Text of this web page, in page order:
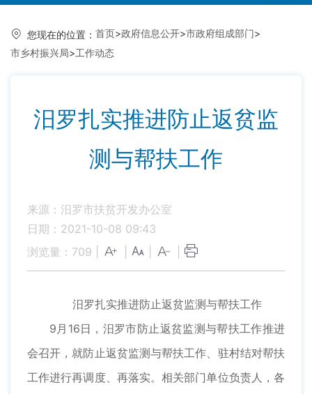
您现在的位置： 首页>政府信息公开>市政府组成部门>
市乡村振兴局>工作动态
汨罗扎实推进防止返贫监
测与帮扶工作
来源：汨罗市扶贫开发办公室
日期：2021-10-08 09:43
浏览量： 709
汨罗扎实推进防止返贫监测与帮扶工作
9月16日，汨罗市防止返贫监测与帮扶工作推进
会召开，就防止返贫监测与帮扶工作、驻村结对帮扶
工作进行再调度、再落实。相关部门单位负责人，各